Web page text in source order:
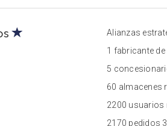
Alianzas
1 fabricante
5
60 almacenes
2200 usuarios
2170 pedidos